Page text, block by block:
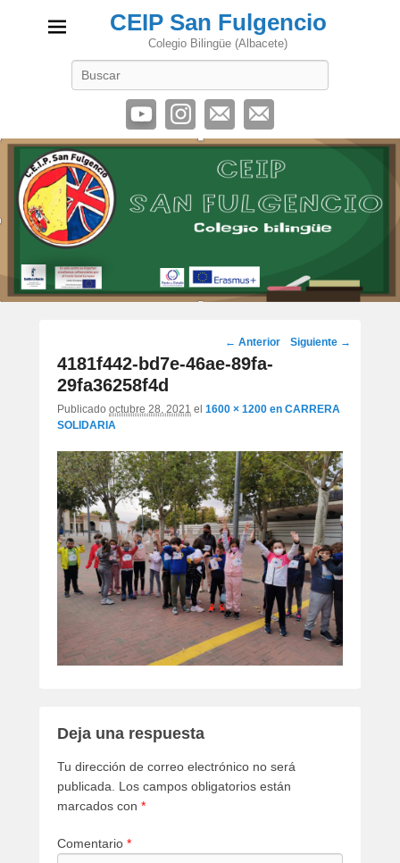
CEIP San Fulgencio
Colegio Bilingüe (Albacete)
Navegación
de
← Anterior Siguiente →
4181f442-bd7e-46ae-89fa-
29fa36258f4d
Publicado octubre 28, 2021 el 1600 × 1200 en CARRERA
SOLIDARIA
Deja una respuesta
Tu dirección de correo electrónico no será
publicada.
Los campos obligatorios están
marcados con *
Comentario *